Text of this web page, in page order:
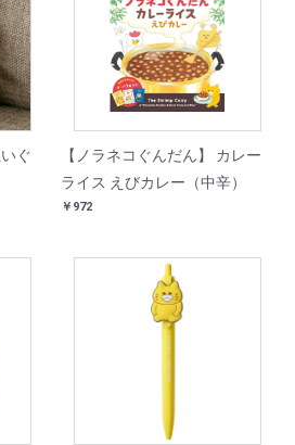
ぐ
【ノラネコぐんだん】 カレー
ライス えびカレー（中辛）
￥972